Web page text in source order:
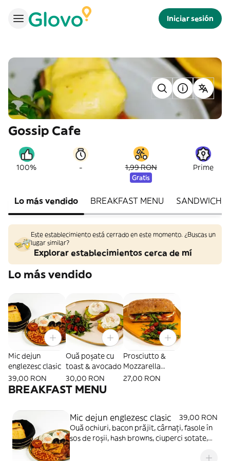
Iniciar sesión
Gossip Cafe
100% - 1,99 RON
Gratis
Prime
Lo más vendido BREAKFAST MENU SANDWICH-
Este establecimiento está cerrado en este momento. ¿Buscas un
lugar similar?
Explorar establecimientos cerca de mí
Lo más vendido
Mic dejun
englezesc clasic
39,00 RON
Ouă poșate cu
toast & avocado
30,00 RON
Prosciutto &
Mozzarella
(ciabatta/focacc
27,00 RON
BREAKFAST MENU
Mic dejun englezesc clasic
39,00 RON
Ouă ochiuri, bacon prăjit, cârnați, fasole în
sos de roșii, hash browns, ciuperci sotate,